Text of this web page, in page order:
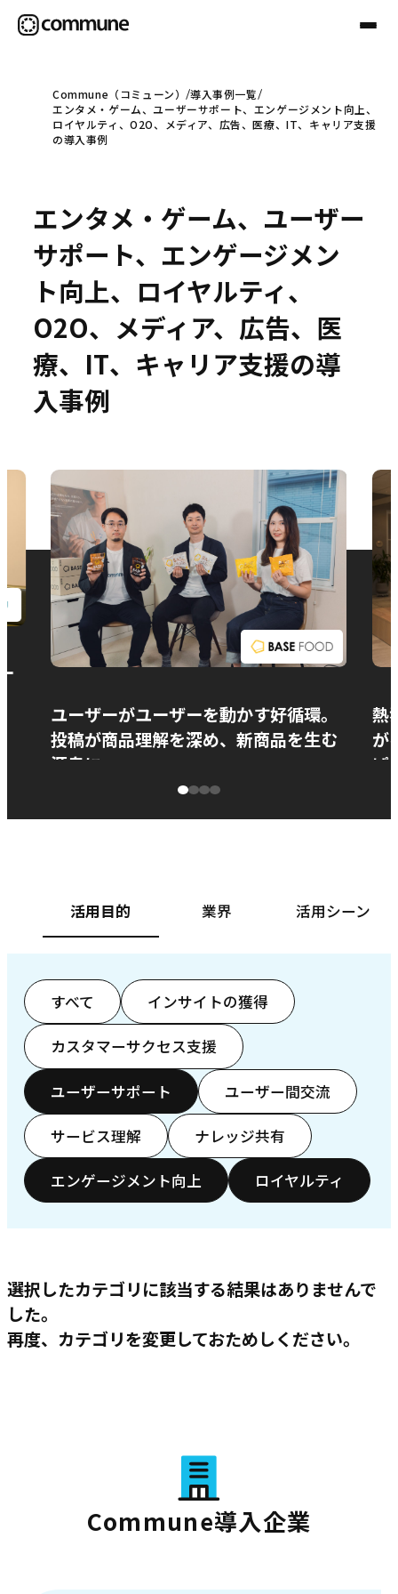
Communeについて
事例
セミナー
お役立ち情報
Commune（コミューン）
導入事例一覧
エンタメ・ゲーム、ユーザーサポート、エンゲージメント向上、
ロイヤルティ、O2O、メディア、広告、医療、IT、キャリア支援
の導入事例
エンタメ・ゲーム、ユーザー
サポート、エンゲージメン
ト向上、ロイヤルティ、
O2O、メディア、広告、医
療、IT、キャリア支援の導
入事例
ユーザーがユーザーを動かす好循環。
投稿が商品理解を深め、新商品を生む
源泉に
熱
が
ぱ
活用目的 業界 活用シーン
すべて インサイトの獲得
カスタマーサクセス支援
ユーザーサポート ユーザー間交流
サービス理解 ナレッジ共有
エンゲージメント向上 ロイヤルティ
選択したカテゴリに該当する結果はありませんで
した。
再度、カテゴリを変更しておためしください。
Commune導入企業